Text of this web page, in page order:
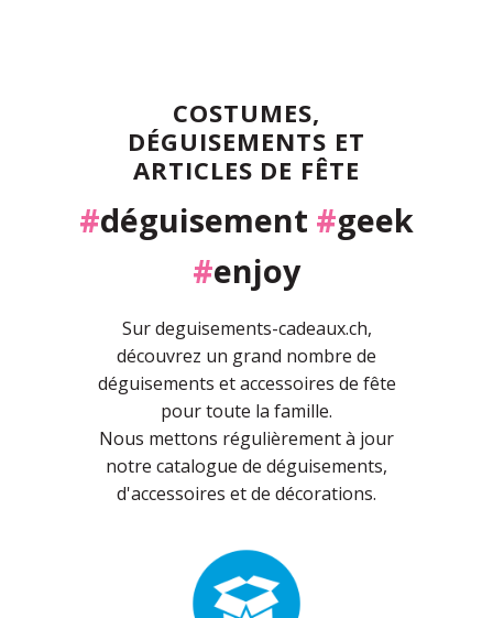
COSTUMES,
DÉGUISEMENTS ET
ARTICLES DE FÊTE
#déguisement #geek
#enjoy
Sur deguisements-cadeaux.ch,
découvrez un grand nombre de
déguisements et accessoires de fête
pour toute la famille.
Nous mettons régulièrement à jour
notre catalogue de déguisements,
d'accessoires et de décorations.